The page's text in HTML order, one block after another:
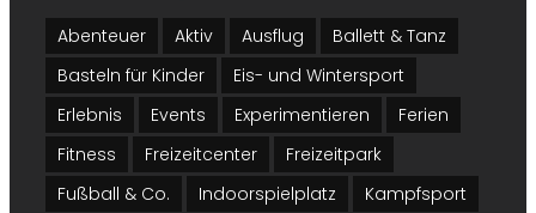
Abenteuer Aktiv Ausflug
Ballett & Tanz
Basteln für Kinder
Eis- und Wintersport
Erlebnis
Events Experimentieren
Ferien
Fitness
Freizeitcenter
Freizeitpark
Fußball & Co.
Indoorspielplatz
Kampfsport